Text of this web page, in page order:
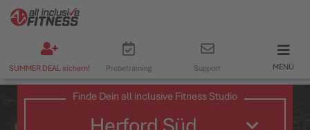
SUMMER DEAL sichern! Probetraining Support MENÜ
Finde Dein all inclusive Fitness Studio